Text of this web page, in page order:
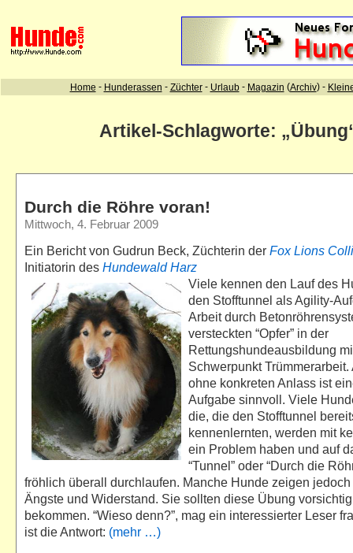
Artikel-Schlagworte:
Durch die Röhre voran!
Mittwoch, 4. Februar 2009
Ein Bericht von Gudrun Beck, Züchterin der Fox Lions
Initiatorin des Hundewald Harz
Viele kennen den Lauf des
den Stofftunnel als Agility-
Arbeit durch
versteckten “Opfer” in der
Rettungshundeausbildung
Schwerpunkt Trümmerarbeit.
ohne konkreten Anlass ist
Aufgabe sinnvoll. Viele
die, die den Stofftunnel
kennenlernten, werden mit
ein Problem haben und auf
“Tunnel” oder “Durch die
fröhlich überall durchlaufen. Manche Hunde zeigen
Ängste und Widerstand. Sie sollten diese Übung
bekommen. “Wieso denn?”, mag ein interessierter Leser
ist die Antwort: (mehr …)